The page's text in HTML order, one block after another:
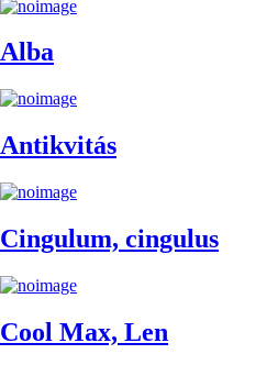
Alba
Antikvitás
Cingulum, cingulus
Cool Max, Len